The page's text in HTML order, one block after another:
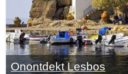
Onontdekt Lesbos